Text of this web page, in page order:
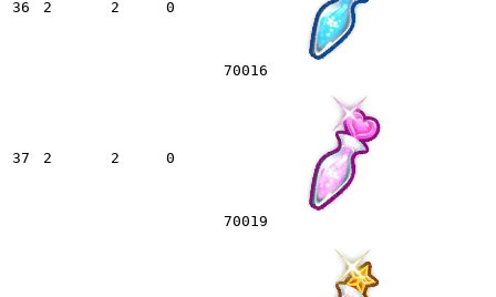
36 2 2 0
70016
37 2 2 0
70019